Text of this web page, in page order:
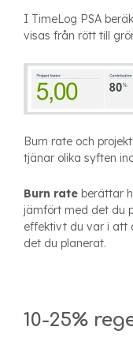
I TimeLog PSA
visas från rött till
Burn rate och
tjänar olika syften
Burn rate berättar
jämfört med det du
effektivt du var i att
det du planerat.
10-25%